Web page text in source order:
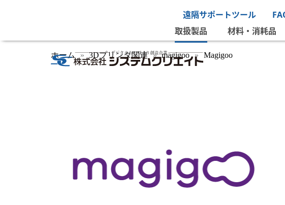
遠隔サポートツール
取扱製品
材料・消耗品
ホーム 3Dプリンタ関連 magigoo Magigoo